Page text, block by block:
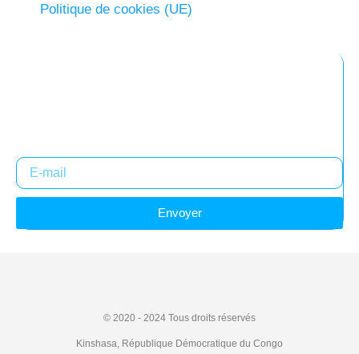
Politique de cookies (UE)
Envoyer
© 2020 - 2024 Tous droits réservés
Kinshasa, République Démocratique du Congo